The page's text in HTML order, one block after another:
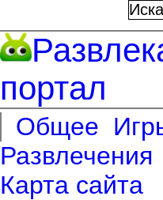
портал
Общее
Развлечения
Карта сайта